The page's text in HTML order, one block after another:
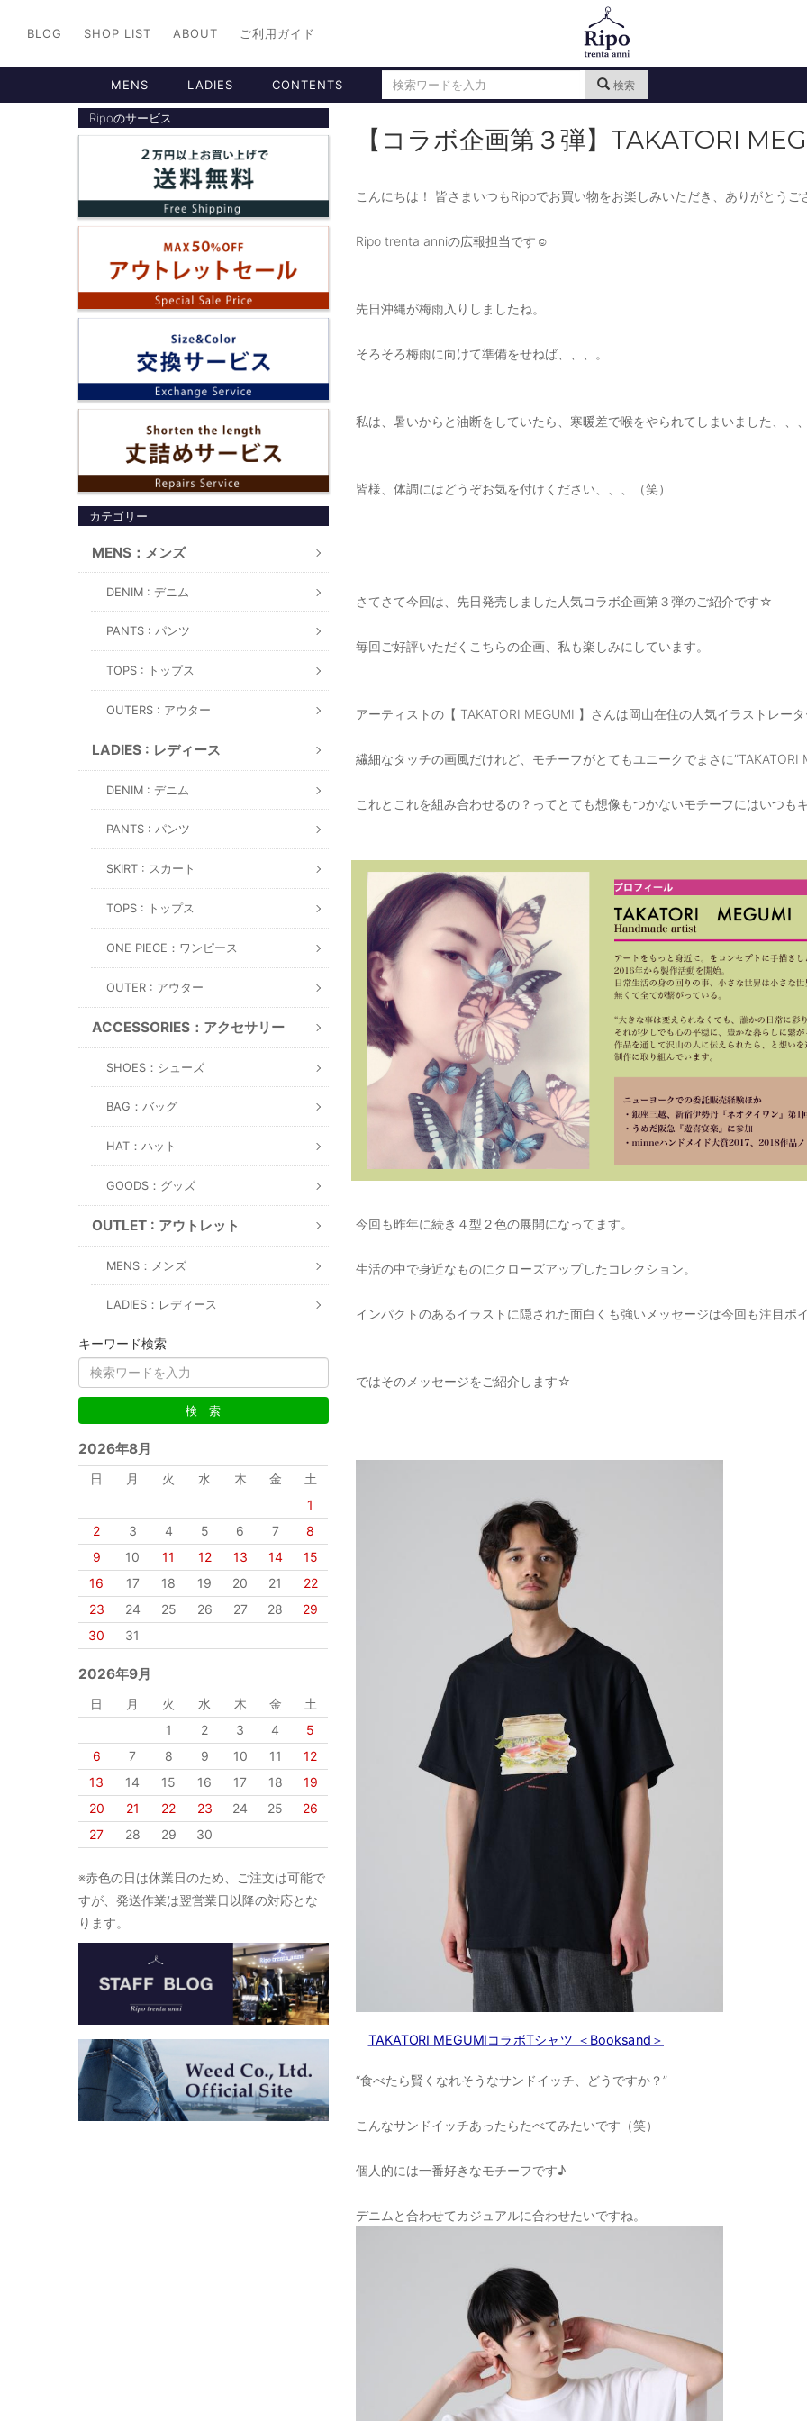
BLOG SHOP LIST ABOUT ご利用ガイド
MENS LADIES CONTENTS 検索
Ripoのサービス
カテゴリー
MENS：メンズ
DENIM : デニム
PANTS : パンツ
TOPS : トップス
OUTERS : アウター
LADIES : レディース
DENIM : デニム
PANTS : パンツ
SKIRT : スカート
TOPS : トップス
ONE PIECE：ワンピース
OUTER : アウター
ACCESSORIES：アクセサリー
SHOES：シューズ
BAG：バッグ
HAT：ハット
GOODS：グッズ
OUTLET : アウトレット
MENS：メンズ
LADIES：レディース
キーワード検索
2026年8月
日 月 火 水 木 金
土
1
2
3 4 5 6 7
8
9
10 11 12 13 14
15
16
17 18 19 20 21
22
23
24 25 26 27 28
29
30
31
2026年9月
日 月 火 水 木 金
土
1
2 3 4
5
6
7 8 9 10 11
12
13
14 15 16 17 18
19
20
21 22 23 24 25
26
27
28 29 30
※赤色の日は休業日のため、ご注文は可能で
すが、発送作業は翌営業日以降の対応とな
ります。
【コラボ企画第３弾】TAKATORI
こんにちは！ 皆さまいつもRipoでお買い物をお楽しみいただき、ありがとうご
Ripo trenta anniの広報担当です☺
先日沖縄が梅雨入りしましたね。
そろそろ梅雨に向けて準備をせねば、、、。
私は、暑いからと油断をしていたら、寒暖差で喉をやられてしまいました、、
皆様、体調にはどうぞお気を付けください、、、（笑）
さてさて今回は、先日発売しました人気コラボ企画第３弾のご紹介です☆
毎回ご好評いただくこちらの企画、私も楽しみにしています。
アーティストの【 TAKATORI MEGUMI 】さんは岡山在住の人気イラストレー
繊細なタッチの画風だけれど、モチーフがとてもユニークでまさに”TAKATORI
これとこれを組み合わせるの？ってとても想像もつかないモチーフにはいつも
今回も昨年に続き４型２色の展開になってます。
生活の中で身近なものにクローズアップしたコレクション。
インパクトのあるイラストに隠された面白くも強いメッセージは今回も注目ポ
ではそのメッセージをご紹介します☆
TAKATORI MEGUMIコラボTシャツ ＜Booksand＞
“食べたら賢くなれそうなサンドイッチ、どうですか？”
こんなサンドイッチあったらたべてみたいです（笑）
個人的には一番好きなモチーフです♪
デニムと合わせてカジュアルに合わせたいですね。